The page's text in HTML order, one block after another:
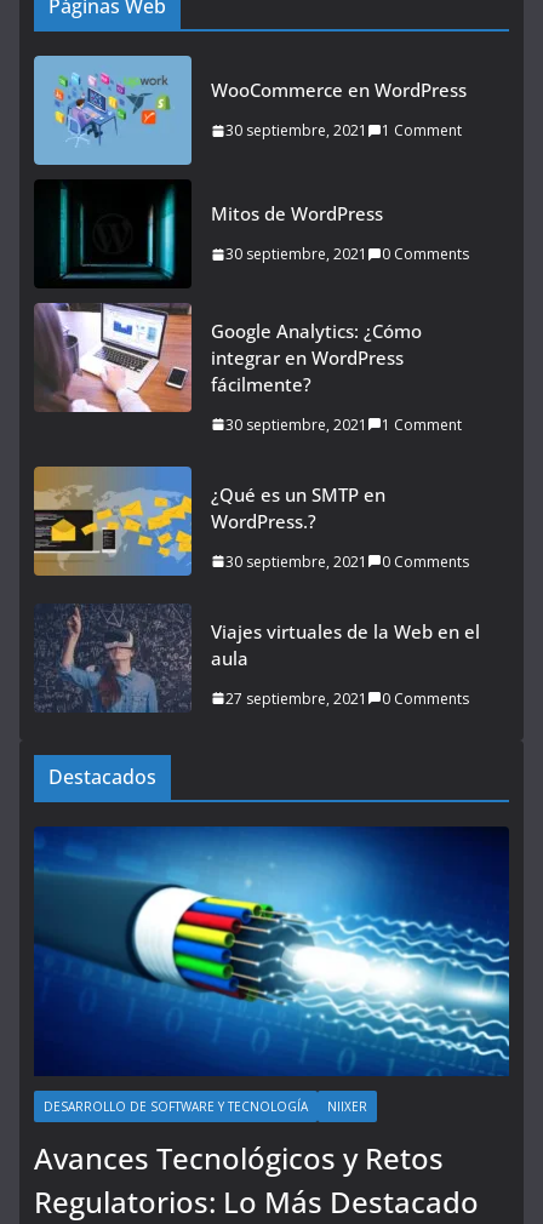
Páginas Web
WooCommerce en WordPress
30 septiembre, 2021 1 Comment
Mitos de WordPress
30 septiembre, 2021 0 Comments
Google Analytics: ¿Cómo
integrar en WordPress
fácilmente?
30 septiembre, 2021 1 Comment
¿Qué es un SMTP en
WordPress.?
30 septiembre, 2021 0 Comments
Viajes virtuales de la Web en el
aula
27 septiembre, 2021 0 Comments
Destacados
DESARROLLO DE SOFTWARE Y TECNOLOGÍA NIIXER
Avances Tecnológicos y Retos
Regulatorios: Lo Más Destacado